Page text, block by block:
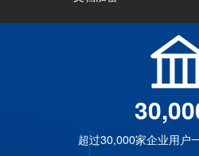
超过30,000家企业用户